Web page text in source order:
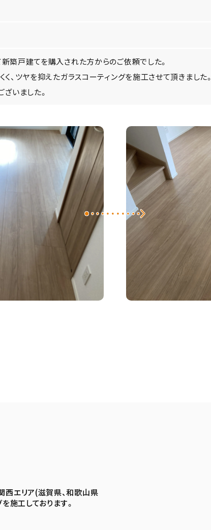
築戸建てを購入された方からのご依頼でした。
く、ツヤを抑えたガラスコーティングを施工させて頂きました。
いました。
西エリア(滋賀県、和歌山県
施工しております。